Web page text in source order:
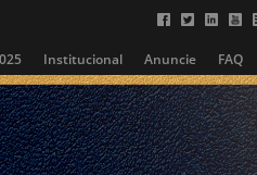
Institucional Anuncie FAQ